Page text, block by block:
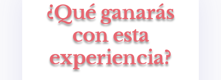
¿Qué ganarás
con esta
experiencia?